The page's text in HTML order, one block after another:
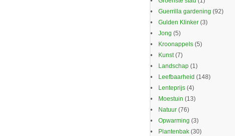
Guerrilla gardening (92)
Gulden Klinker(3)
Jong (5)
Kroonappels(5)
Kunst(7)
Landschap(1)
Leefbaarheid (148)
Lenteprijs(4)
Moestuin (13)
Natuur(76)
Opwarming (3)
Plantenbak(30)